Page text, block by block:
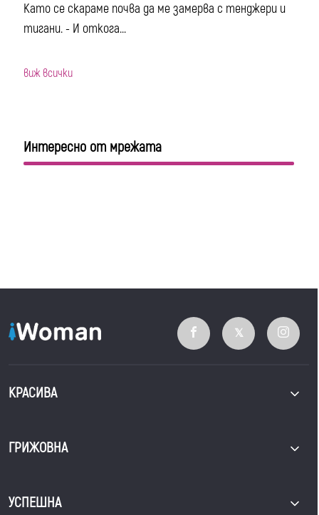
Като се скараме почва да ме замерва с тенджери и
тигани. - И откога...
виж всички
Интересно от мрежата
КРАСИВА
ГРИЖОВНА
УСПЕШНА